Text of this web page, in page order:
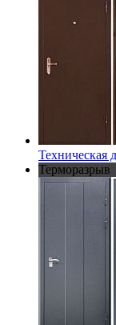
Техническая
Терморазрыв